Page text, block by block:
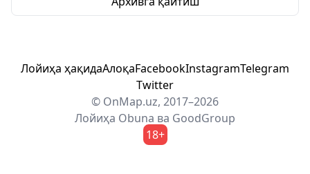
Лойиҳа ҳақидаАлоқаFacebookInstagramTelegram
Twitter
© OnMap.uz, 2017–2026
Лойиҳа Obuna ва GoodGroup
18+